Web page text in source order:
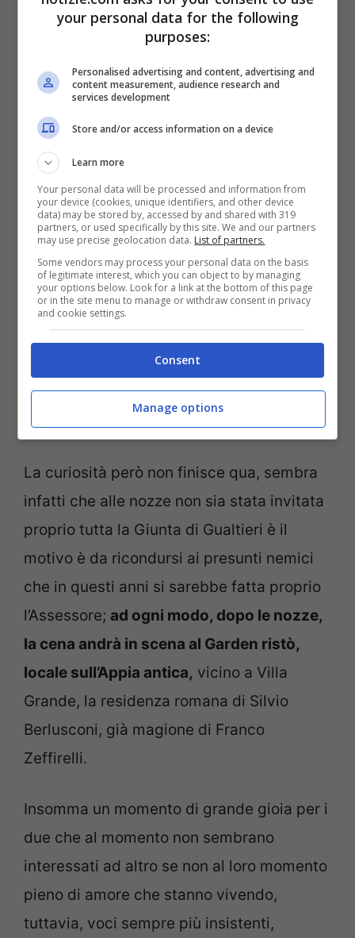
sindaco Roberto Gualtieri. I due
proprio dal Primo Cittadino che in genere
celebrare dei matrimonio, ma che in
questo caso potrebbe fare una piccola
eccezione.
Paolo Aielli, foto fonte Ansa Notizie.com
La curiosità però non finisce qua, sembra
infatti che alle nozze non sia stata invitata
proprio tutta la Giunta di Gualtieri è il
motivo è da ricondursi ai presunti nemici
che in questi anni si sarebbe fatta proprio
l’Assessore; ad ogni modo, dopo le nozze,
la cena andrà in scena al Garden ristò,
locale sull’Appia antica, vicino a Villa
Grande, la residenza romana di Silvio
Berlusconi, già magione di Franco
Zeffirelli.
Insomma un momento di grande gioia per i
due che al momento non sembrano
interessati ad altro se non al loro momento
pieno di amore che stanno vivendo,
tuttavia, voci sempre più insistenti,
your personal data for the following
purposes:
Personalised advertising and content, advertising and
content measurement, audience research and
services development
Store and/or access information on a device
Learn more
Your personal data will be processed and information from
your device (cookies, unique identifiers, and other device
data) may be stored by, accessed by and shared with 319
partners, or used specifically by this site. We and our partners
may use precise geolocation data. List of partners.
Some vendors may process your personal data on the basis
of legitimate interest, which you can object to by managing
your options below. Look for a link at the bottom of this page
or in the site menu to manage or withdraw consent in privacy
and cookie settings.
Consent
Manage options